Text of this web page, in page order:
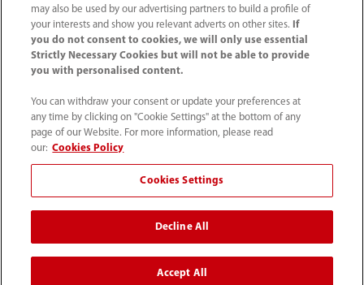
Tel: (34-91)392 3754 Fax: (34-91)088 9180
info.es@mindray.com
Condiciones de uso｜Mapa del sitio｜
Aviso sobre las cookies
may also be used by our advertising partners to build a profile of
your interests and show you relevant adverts on other sites.
If
you do not consent to cookies, we will only use essential
Strictly Necessary Cookies but will not be able to provide
you with personalised content.
You can withdraw your consent or update your preferences at
any time by clicking on "Cookie Settings" at the bottom of any
page of our Website. For more information, please read
our: Cookies Policy
Cookies Settings
Decline All
Accept All